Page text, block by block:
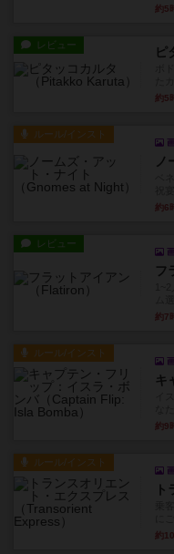
約5
レビュー ピ
約5
ルール/インスト
ノ
約6
レビュー
フ
約7
ルール/インスト
約9
ルール/インスト
約